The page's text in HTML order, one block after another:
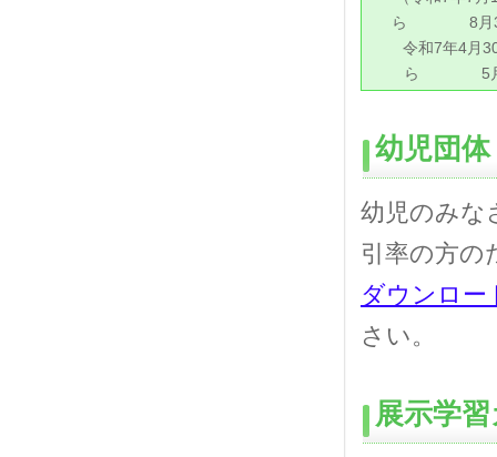
ら 8月31
令和7年4月
ら 5月
幼児団
幼児のみな
引率の方の
ダウンロー
さい。
展示学